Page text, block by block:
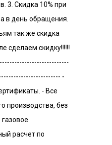
3. Скидка 10% при
в день обращения.
так же скидка
сделаем скидку!!!!!!
-
- Все
производства, без
расчет по